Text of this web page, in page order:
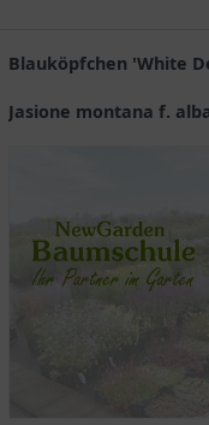
Blauköpfchen 'White
Jasione montana f.